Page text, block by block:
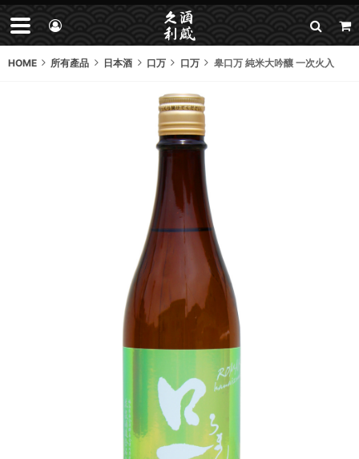
HOME 所有產品 日本酒 口万 口万 皋口万 純米大吟釀 一次火入